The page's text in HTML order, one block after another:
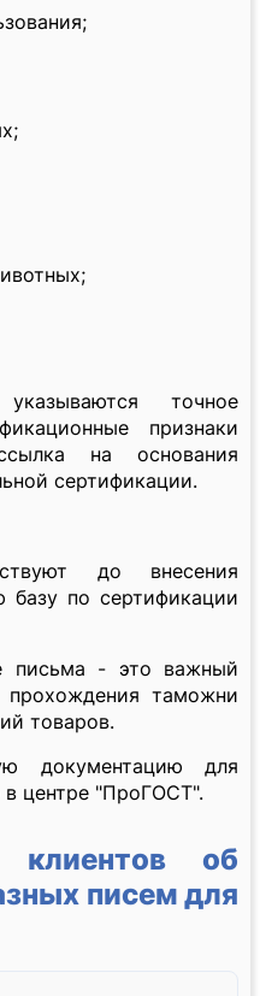
точное
признаки
на основания
сертификации.
до внесения
базу по сертификации
письма - это важный
таможни
товаров.
документацию для
центре "ПроГОСТ".
об
писем для